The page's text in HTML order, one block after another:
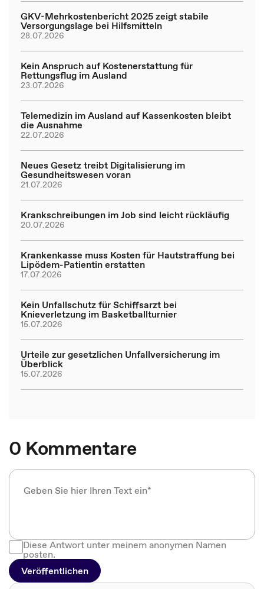
GKV-Mehrkostenbericht 2025 zeigt stabile
Versorgungslage bei Hilfsmitteln
28.07.2026
Kein Anspruch auf Kostenerstattung für
Rettungsflug im Ausland
23.07.2026
Telemedizin im Ausland auf Kassenkosten bleibt
die Ausnahme
22.07.2026
Neues Gesetz treibt Digitalisierung im
Gesundheitswesen voran
21.07.2026
Krankschreibungen im Job sind leicht rückläufig
20.07.2026
Krankenkasse muss Kosten für Hautstraffung bei
Lipödem-Patientin erstatten
17.07.2026
Kein Unfallschutz für Schiffsarzt bei
Knieverletzung im Basketballturnier
15.07.2026
Urteile zur gesetzlichen Unfallversicherung im
Überblick
15.07.2026
0 Kommentare
Diese Antwort unter meinem anonymen Namen
posten.
Veröffentlichen